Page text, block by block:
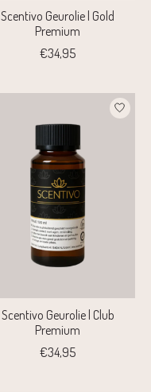
Scentivo Geurolie | Gold
Premium
€34,95
Scentivo Geurolie | Club
Premium
€34,95